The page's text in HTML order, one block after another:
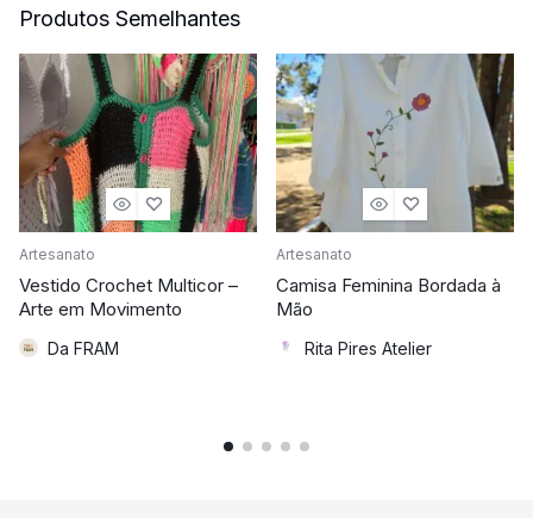
Produtos Semelhantes
Artesanato
Vestido Crochet Multicor –
Arte em Movimento
Da FRAM
Artesanato
Camisa Feminina Bordada à
Mão
Rita Pires Atelier